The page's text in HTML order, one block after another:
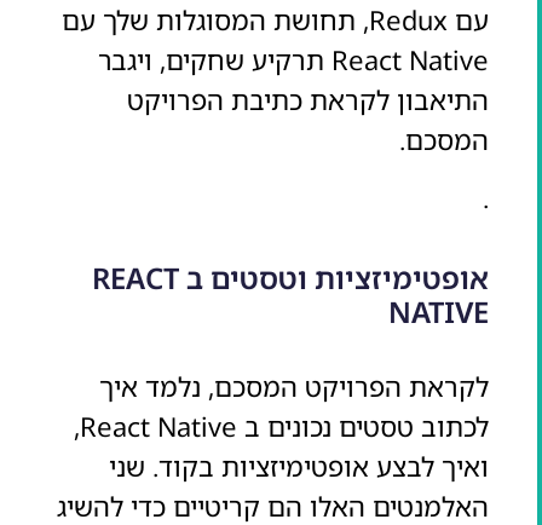
עם Redux, תחושת המסוגלות שלך עם
React Native תרקיע שחקים, ויגבר
התיאבון לקראת כתיבת הפרויקט
המסכם.
.
אופטימיזציות וטסטים ב REACT
NATIVE
לקראת הפרויקט המסכם, נלמד איך
לכתוב טסטים נכונים ב React Native,
ואיך לבצע אופטימיזציות בקוד. שני
האלמנטים האלו הם קריטיים כדי להשיג